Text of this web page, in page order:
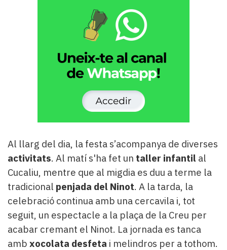
Al llarg del dia, la festa s’acompanya de diverses
activitats. Al matí s'ha fet un taller infantil al
Cucaliu, mentre que al migdia es duu a terme la
tradicional penjada del Ninot. A la tarda, la
celebració continua amb una cercavila i, tot
seguit, un espectacle a la plaça de la Creu per
acabar cremant el Ninot. La jornada es tanca
amb xocolata desfeta i melindros per a tothom.